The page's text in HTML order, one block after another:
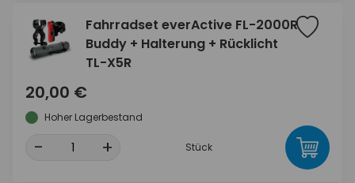
Fahrradset everActive FL-2000R
Buddy + Halterung + Rücklicht
TL-X5R
20,00 €
Hoher Lagerbestand
- + Stück